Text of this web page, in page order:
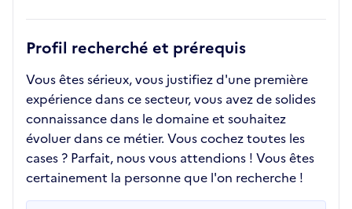
Profil recherché et prérequis
Vous êtes sérieux, vous justifiez d'une première
expérience dans ce secteur, vous avez de solides
connaissance dans le domaine et souhaitez
évoluer dans ce métier. Vous cochez toutes les
cases ? Parfait, nous vous attendions ! Vous êtes
certainement la personne que l'on recherche !